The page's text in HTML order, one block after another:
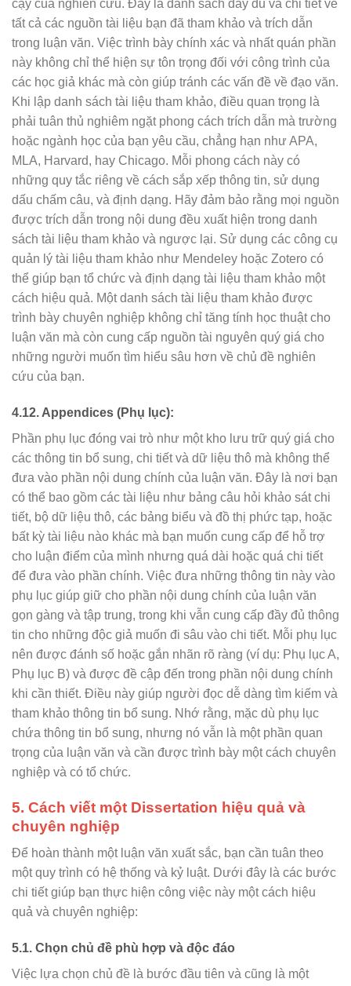
cậy của nghiên cứu. Đây là danh sách đầy đủ và chi tiết về
tất cả các nguồn tài liệu bạn đã tham khảo và trích dẫn
trong luận văn. Việc trình bày chính xác và nhất quán phần
này không chỉ thể hiện sự tôn trọng đối với công trình của
các học giả khác mà còn giúp tránh các vấn đề về đạo văn.
Khi lập danh sách tài liệu tham khảo, điều quan trọng là
phải tuân thủ nghiêm ngặt phong cách trích dẫn mà trường
hoặc ngành học của bạn yêu cầu, chẳng hạn như APA,
MLA, Harvard, hay Chicago. Mỗi phong cách này có
những quy tắc riêng về cách sắp xếp thông tin, sử dụng
dấu chấm câu, và định dạng. Hãy đảm bảo rằng mọi nguồn
được trích dẫn trong nội dung đều xuất hiện trong danh
sách tài liệu tham khảo và ngược lại. Sử dụng các công cụ
quản lý tài liệu tham khảo như Mendeley hoặc Zotero có
thể giúp bạn tổ chức và định dạng tài liệu tham khảo một
cách hiệu quả. Một danh sách tài liệu tham khảo được
trình bày chuyên nghiệp không chỉ tăng tính học thuật cho
luận văn mà còn cung cấp nguồn tài nguyên quý giá cho
những người muốn tìm hiểu sâu hơn về chủ đề nghiên
cứu của bạn.
4.12. Appendices (Phụ lục):
Phần phụ lục đóng vai trò như một kho lưu trữ quý giá cho
các thông tin bổ sung, chi tiết và dữ liệu thô mà không thể
đưa vào phần nội dung chính của luận văn. Đây là nơi bạn
có thể bao gồm các tài liệu như bảng câu hỏi khảo sát chi
tiết, bộ dữ liệu thô, các bảng biểu và đồ thị phức tạp, hoặc
bất kỳ tài liệu nào khác mà bạn muốn cung cấp để hỗ trợ
cho luận điểm của mình nhưng quá dài hoặc quá chi tiết
để đưa vào phần chính. Việc đưa những thông tin này vào
phụ lục giúp giữ cho phần nội dung chính của luận văn
gọn gàng và tập trung, trong khi vẫn cung cấp đầy đủ thông
tin cho những độc giả muốn đi sâu vào chi tiết. Mỗi phụ lục
nên được đánh số hoặc gắn nhãn rõ ràng (ví dụ: Phụ lục A,
Phụ lục B) và được đề cập đến trong phần nội dung chính
khi cần thiết. Điều này giúp người đọc dễ dàng tìm kiếm và
tham khảo thông tin bổ sung. Nhớ rằng, mặc dù phụ lục
chứa thông tin bổ sung, nhưng nó vẫn là một phần quan
trọng của luận văn và cần được trình bày một cách chuyên
nghiệp và có tổ chức.
5. Cách viết một Dissertation hiệu quả và
chuyên nghiệp
Để hoàn thành một luận văn xuất sắc, bạn cần tuân theo
một quy trình có hệ thống và kỷ luật. Dưới đây là các bước
chi tiết giúp bạn thực hiện công việc này một cách hiệu
quả và chuyên nghiệp:
5.1. Chọn chủ đề phù hợp và độc đáo
Việc lựa chọn chủ đề là bước đầu tiên và cũng là một